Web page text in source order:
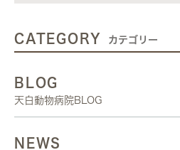
CATEGORY カテゴリー
BLOG
天白動物病院BLOG
NEWS